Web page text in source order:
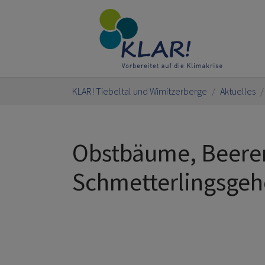
KLAR! Tiebeltal und Wimitzerberge Aktuelles
Obstbäume,